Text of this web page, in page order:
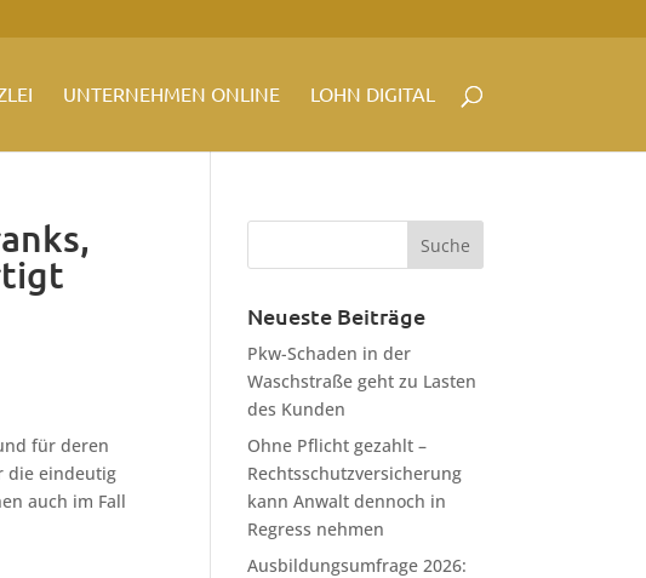
UNTERNEHMEN ONLINE LOHN DIGITAL
für deren
die eindeutig
auch im Fall
Neueste Beiträge
Pkw-Schaden in der
Waschstraße geht zu Lasten
des Kunden
Ohne Pflicht gezahlt –
Rechtsschutzversicherung
kann Anwalt dennoch in
Regress nehmen
Ausbildungsumfrage 2026: